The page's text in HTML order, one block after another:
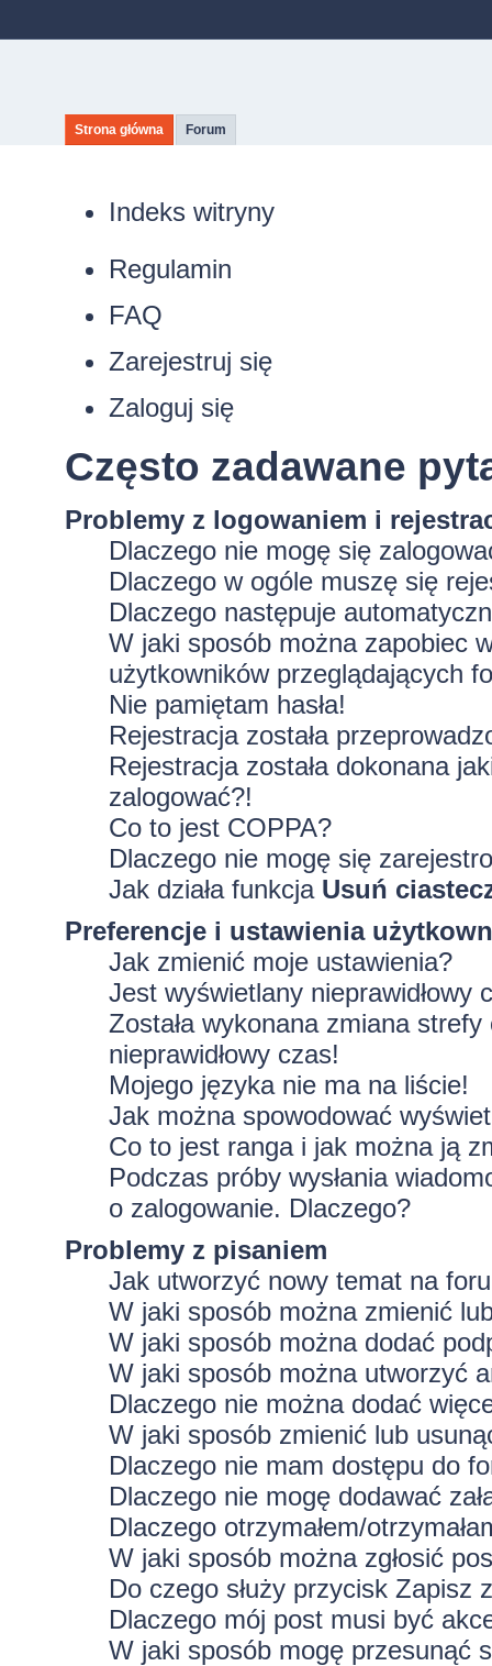
Strona główna Forum
Indeks witryny
Regulamin
FAQ
Zarejestruj się
Zaloguj się
Często zadawane
Problemy z logowaniem i
Dlaczego nie mogę się
Dlaczego w ogóle muszę się
Dlaczego następuje
W jaki sposób można zapobiec
użytkowników przeglądających
Nie pamiętam hasła!
Rejestracja została
Rejestracja została dokonana
zalogować?!
Co to jest COPPA?
Dlaczego nie mogę się
Jak działa funkcja Usuń
Preferencje i ustawienia
Jak zmienić moje ustawienia?
Jest wyświetlany nieprawidłowy
Została wykonana zmiana
nieprawidłowy czas!
Mojego języka nie ma na liście!
Jak można spowodować
Co to jest ranga i jak można ją
Podczas próby wysłania
o zalogowanie. Dlaczego?
Problemy z pisaniem
Jak utworzyć nowy temat na
W jaki sposób można zmienić
W jaki sposób można dodać
W jaki sposób można utworzyć
Dlaczego nie można dodać
W jaki sposób zmienić lub
Dlaczego nie mam dostępu do
Dlaczego nie mogę dodawać
Dlaczego otrzymałem/
W jaki sposób można zgłosić
Do czego służy przycisk Zapisz
Dlaczego mój post musi być
W jaki sposób mogę przesunąć